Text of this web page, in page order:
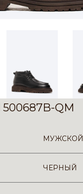
QM
МУЖСКОЙ
ЧЕРНЫЙ